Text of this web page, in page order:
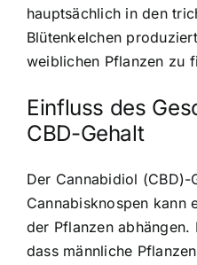
hauptsächlich in den
Blütenkelchen
weiblichen Pflanzen zu
Einfluss des
CBD-Gehalt
Der Cannabidiol (CBD)-
Cannabisknospen kann
der Pflanzen
dass männliche